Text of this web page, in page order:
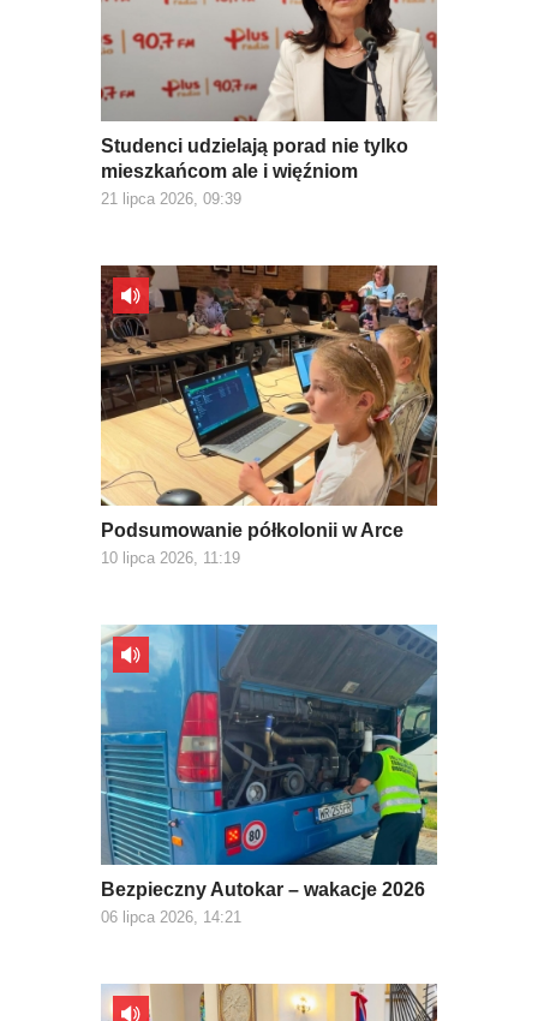
Studenci udzielają porad nie tylko
mieszkańcom ale i więźniom
21 lipca 2026, 09:39
Podsumowanie półkolonii w Arce
10 lipca 2026, 11:19
Bezpieczny Autokar – wakacje 2026
06 lipca 2026, 14:21